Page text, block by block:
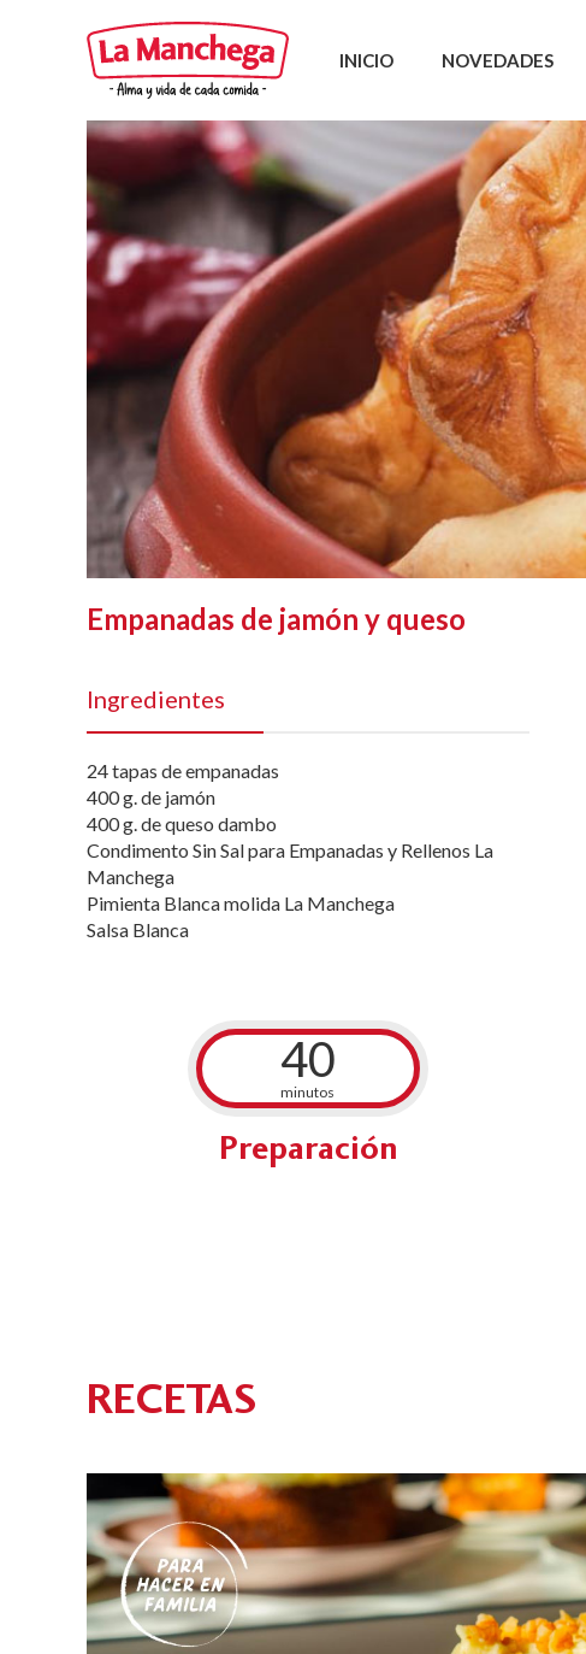
INICIO NOVEDADES
Empanadas de jamón y queso
Ingredientes
24 tapas de empanadas
400 g. de jamón
400 g. de queso dambo
Condimento Sin Sal para Empanadas y Rellenos La
Manchega
Pimienta Blanca molida La Manchega
Salsa Blanca
40
minutos
Preparación
RECETAS